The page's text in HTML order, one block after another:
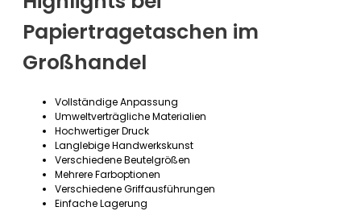
Papiertragetaschen im
Großhandel
Vollständige Anpassung
Umweltverträgliche Materialien
Hochwertiger Druck
Langlebige Handwerkskunst
Verschiedene Beutelgrößen
Mehrere Farboptionen
Verschiedene Griffausführungen
Einfache Lagerung